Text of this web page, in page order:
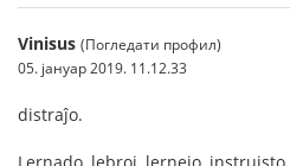
Vinisus (Погледати профил)
05. јануар 2019. 11.12.33
distraĵo.